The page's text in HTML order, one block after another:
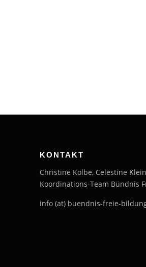
KONTAKT
Christine Kolbe, Celestine
Koordinations-Team Bündnis
info (at) buendnis-freie-